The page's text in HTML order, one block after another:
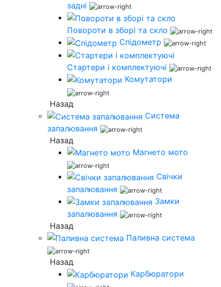
задні
Повороти в зборі та скло
Спідометр
Стартери і комплектуючі
Комутатори
Назад
Система
запалювання
Назад
Магнето мото
Свічки
запалювання
Замки
запалювання
Назад
Паливна система
Назад
Карбюратори